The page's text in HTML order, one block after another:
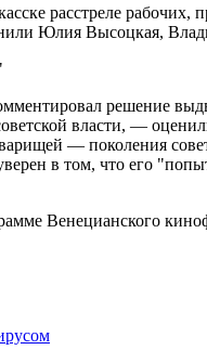
расстреле
Юлия Высоцкая,
решение
власти, —
— поколения
в том, что его
Венецианского